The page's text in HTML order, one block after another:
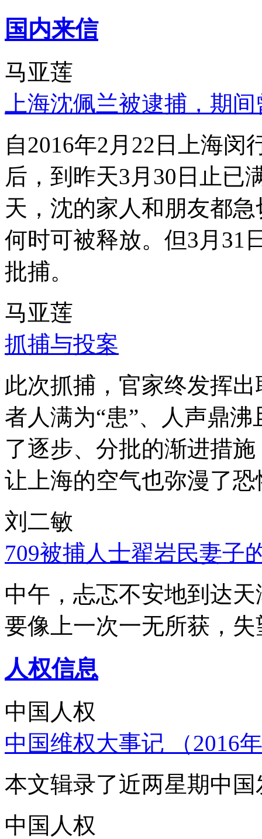
国内来信
马亚莲
上海沈佩兰被逮捕，期
自2016年2月22日上海
后，到昨天3月30日止已
天，沈的家人和朋友都
何时可被释放。但3月31
批捕。
马亚莲
抓捕与投案
此次抓捕，官家终发挥
者人满为“患”、人声鼎
了逐步、分批的渐进措
让上海的空气也弥漫了
刘二敏
709被捕人士翟岩民妻子
中午，忐忑不安地到达
要像上一次一无所获，
人权信息
中国人权
中国维权大事记 （2016
本文辑录了近两星期中
中国人权